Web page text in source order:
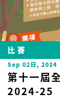
比賽
Sep 02日, 2024
第十一屆
2024-25